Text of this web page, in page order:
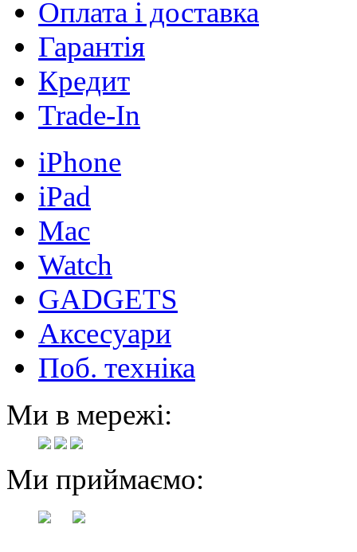
Оплата і доставка
Гарантія
Кредит
Trade-In
iPhone
iPad
Mac
Watch
GADGETS
Аксесуари
Поб. техніка
Ми в мережі:
Ми приймаємо: